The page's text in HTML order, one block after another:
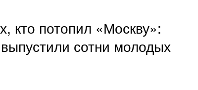
кто потопил «Москву»:
сотни молодых